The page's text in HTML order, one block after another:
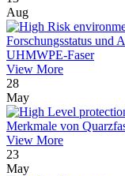
Aug
Forschungsstatus und
UHMWPE-Faser
View More
28
May
Merkmale von
View More
23
May